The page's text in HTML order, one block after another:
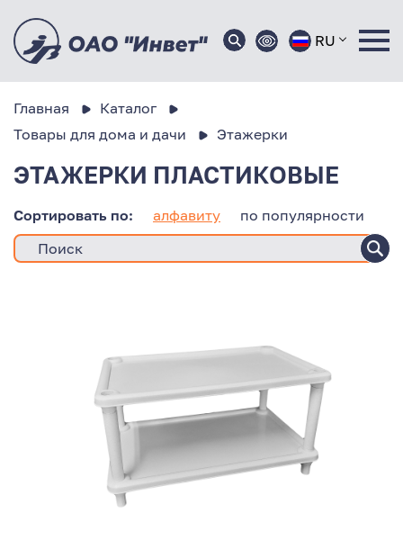
RU
Главная
Каталог
Товары для дома и дачи
Этажерки
ЭТАЖЕРКИ ПЛАСТИКОВЫЕ
Сортировать по: алфавиту по популярности